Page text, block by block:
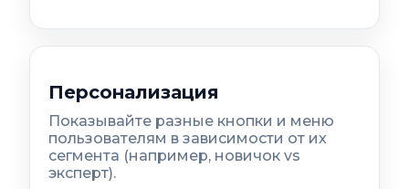
Персонализация
Показывайте разные кнопки и меню
пользователям в зависимости от их
сегмента (например, новичок vs
эксперт).